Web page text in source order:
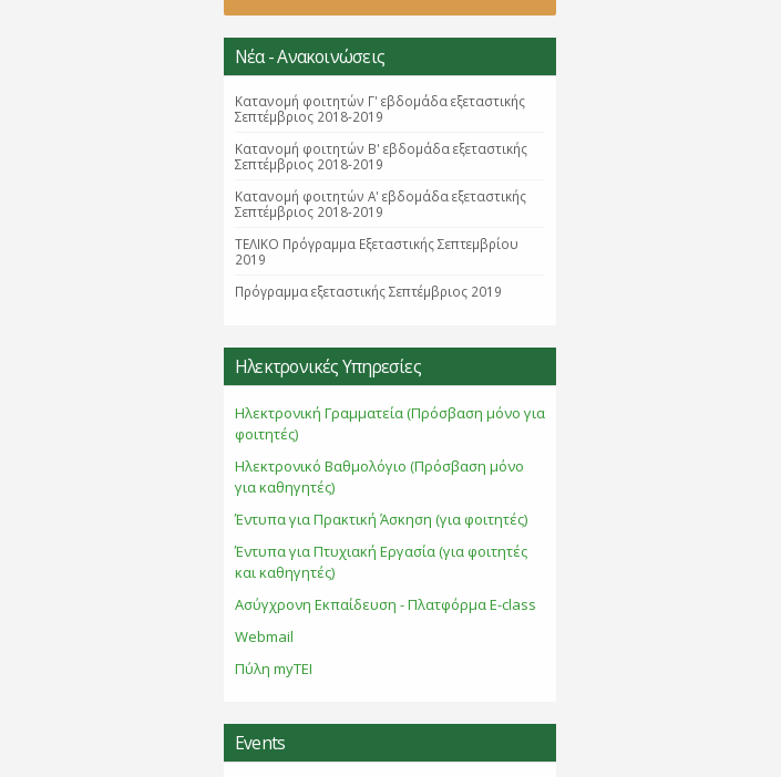
Νέα - Ανακοινώσεις
Κατανομή φοιτητών Γ' εβδομάδα εξεταστικής
Σεπτέμβριος 2018-2019
Κατανομή φοιτητών B' εβδομάδα εξεταστικής
Σεπτέμβριος 2018-2019
Κατανομή φοιτητών Α' εβδομάδα εξεταστικής
Σεπτέμβριος 2018-2019
ΤΕΛΙΚΟ Πρόγραμμα Εξεταστικής Σεπτεμβρίου
2019
Πρόγραμμα εξεταστικής Σεπτέμβριος 2019
Ηλεκτρονικές Υπηρεσίες
Ηλεκτρονική Γραμματεία (Πρόσβαση μόνο για
φοιτητές)
Ηλεκτρονικό Βαθμολόγιο (Πρόσβαση μόνο
για καθηγητές)
Έντυπα για Πρακτική Άσκηση (για φοιτητές)
Έντυπα για Πτυχιακή Εργασία (για φοιτητές
και καθηγητές)
Ασύγχρονη Εκπαίδευση - Πλατφόρμα E-class
Webmail
Πύλη myTEI
Events